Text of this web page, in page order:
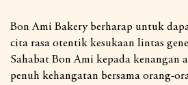
Bon Ami Bakery berharap untuk
cita rasa otentik kesukaan lintas
Sahabat Bon Ami kepada kenangan
penuh kehangatan bersama orang-